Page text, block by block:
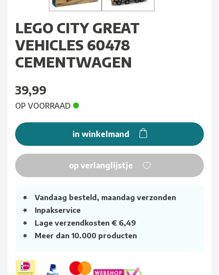
LEGO CITY GREAT
VEHICLES 60478
CEMENTWAGEN
39,99
OP VOORRAAD
in winkelmand
op verlanglijstje
Vandaag besteld, maandag verzonden
Inpakservice
Lage verzendkosten € 6,49
Meer dan 10.000 producten